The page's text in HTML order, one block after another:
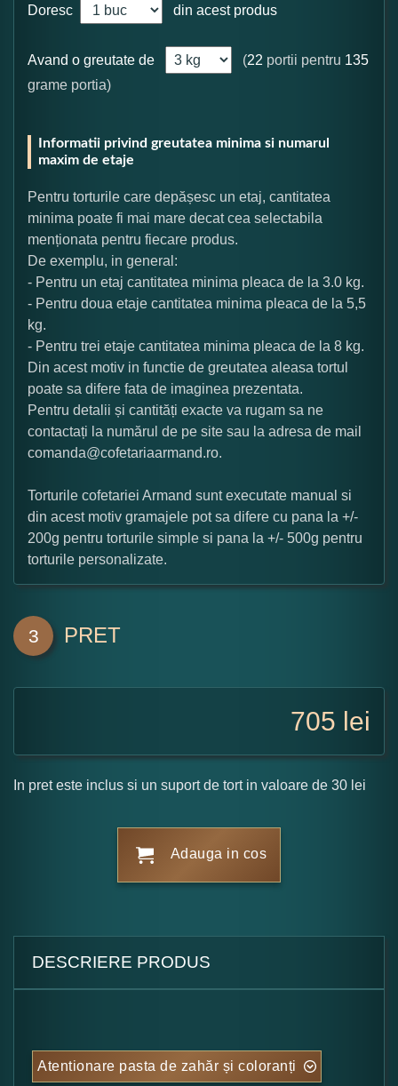
Doresc din acest produs
Avand o greutate de (22 portii pentru 135
grame portia)
Informatii privind greutatea minima si numarul
maxim de etaje
Pentru torturile care depășesc un etaj, cantitatea
minima poate fi mai mare decat cea selectabila
menționata pentru fiecare produs.
De exemplu, in general:
- Pentru un etaj cantitatea minima pleaca de la 3.0 kg.
- Pentru doua etaje cantitatea minima pleaca de la 5,5
kg.
- Pentru trei etaje cantitatea minima pleaca de la 8 kg.
Din acest motiv in functie de greutatea aleasa tortul
poate sa difere fata de imaginea prezentata.
Pentru detalii și cantități exacte va rugam sa ne
contactați la numărul de pe site sau la adresa de mail
comanda@cofetariaarmand.ro.
Torturile cofetariei Armand sunt executate manual si
din acest motiv gramajele pot sa difere cu pana la +/-
200g pentru torturile simple si pana la +/- 500g pentru
torturile personalizate.
3 PRET
705 lei
In pret este inclus si un suport de tort in valoare de 30 lei
Adauga in cos
DESCRIERE PRODUS
Atentionare pasta de zahăr și coloranți